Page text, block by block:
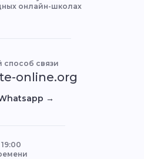
способ связи
online.org
→
онлайн-школах